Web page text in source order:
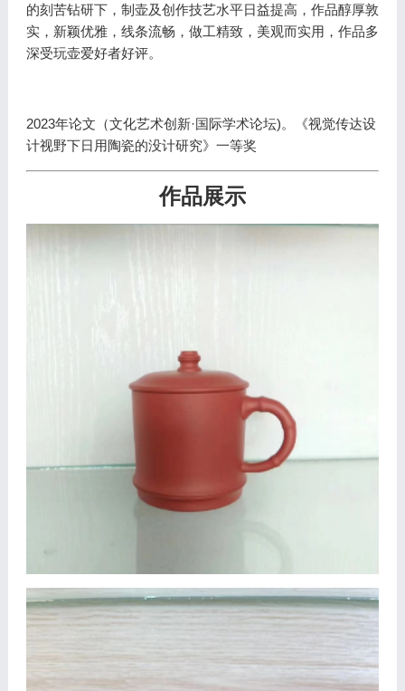
的刻苦钻研下，制壶及创作技艺水平日益提高，作品醇厚敦
实，新颖优雅，线条流畅，做工精致，美观而实用，作品多
深受玩壶爱好者好评。
2023年论文（文化艺术创新·国际学术论坛)。《视觉传达设
计视野下日用陶瓷的没计研究》一等奖
作品展示